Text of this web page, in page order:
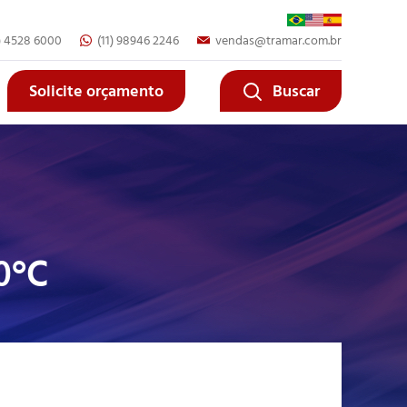
4528 6000 (11) 98946 2246 vendas@tramar.com.br
Solicite orçamento Buscar
Fechar
Fechar